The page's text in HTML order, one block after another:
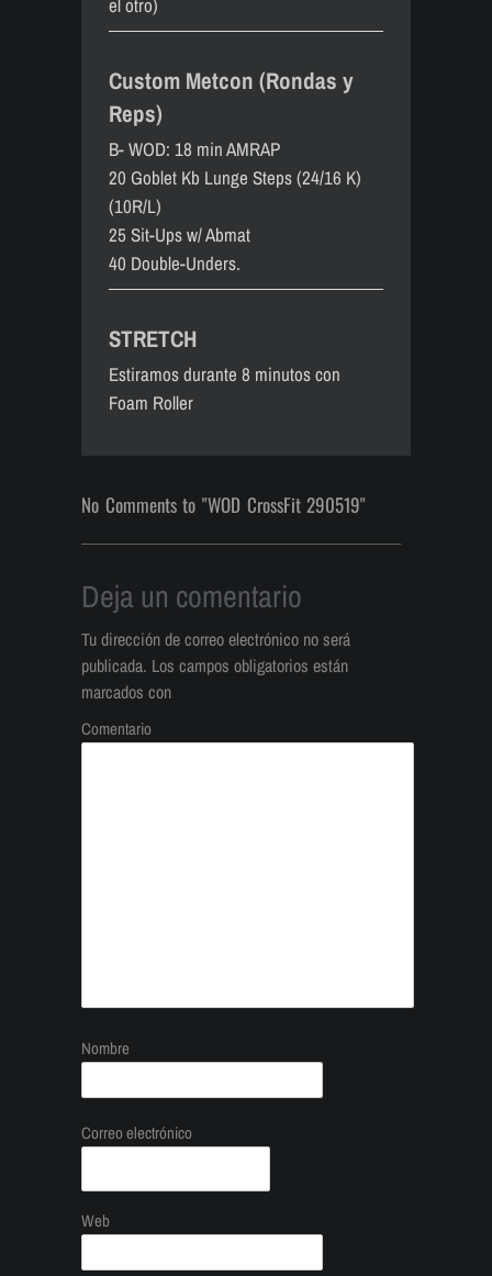
Custom Metcon (Rondas y
Reps)
B- WOD: 18 min AMRAP
20 Goblet Kb Lunge Steps (24/16 K)
(10R/L)
25 Sit-Ups w/ Abmat
40 Double-Unders.
STRETCH
Estiramos durante 8 minutos con
Foam Roller
No Comments to "WOD CrossFit 290519"
Deja un comentario
Tu dirección de correo electrónico no será
publicada. Los campos obligatorios están
marcados con
Comentario
Nombre
Correo electrónico
Web